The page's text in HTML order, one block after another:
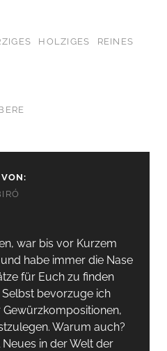
HOLZIGES
REINES
war bis vor Kurzem
habe immer die Nase
für Euch zu finden
bevorzuge ich
Warum auch?
in der Welt der